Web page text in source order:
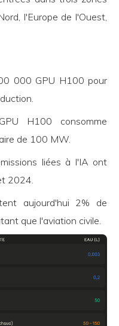
l'Europe de l'Ouest,
000 GPU H100 pour
H100 consomme
de 100 MW.
liées à l'IA ont
2024.
aujourd'hui 2% de
que l'aviation civile.